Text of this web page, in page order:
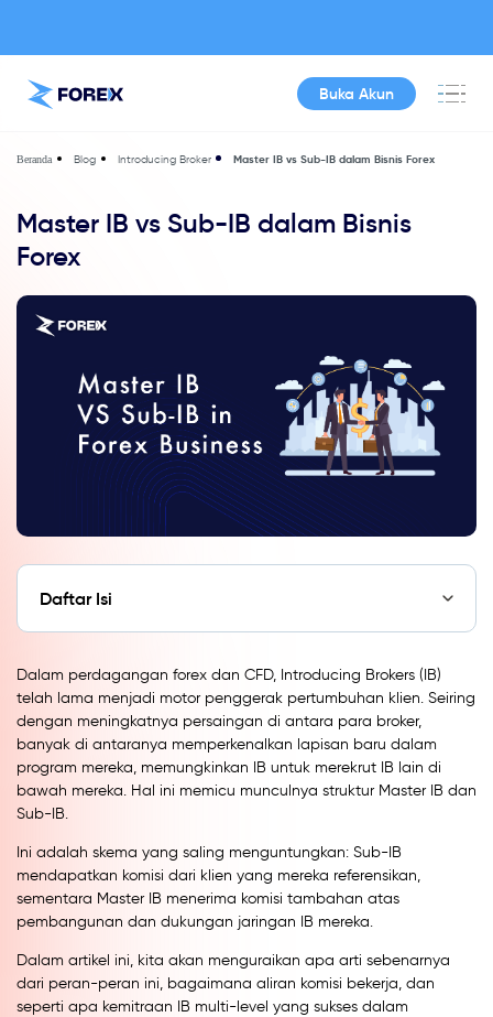
Buka Akun
Beranda Blog Introducing Broker Master IB vs Sub-IB dalam Bisnis Forex
Master IB vs Sub-IB dalam Bisnis
Forex
Daftar Isi
Dalam perdagangan forex dan CFD, Introducing Brokers (IB)
telah lama menjadi motor penggerak pertumbuhan klien. Seiring
dengan meningkatnya persaingan di antara para broker,
banyak di antaranya memperkenalkan lapisan baru dalam
program mereka, memungkinkan IB untuk merekrut IB lain di
bawah mereka. Hal ini memicu munculnya struktur Master IB dan
Sub-IB.
Ini adalah skema yang saling menguntungkan: Sub-IB
mendapatkan komisi dari klien yang mereka referensikan,
sementara Master IB menerima komisi tambahan atas
pembangunan dan dukungan jaringan IB mereka.
Dalam artikel ini, kita akan menguraikan apa arti sebenarnya
dari peran-peran ini, bagaimana aliran komisi bekerja, dan
seperti apa kemitraan IB multi-level yang sukses dalam